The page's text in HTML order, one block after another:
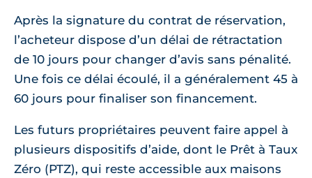
Après la signature du contrat de réservation,
l’acheteur dispose d’un délai de rétractation
de 10 jours pour changer d’avis sans pénalité.
Une fois ce délai écoulé, il a généralement 45 à
60 jours pour finaliser son financement.
Les futurs propriétaires peuvent faire appel à
plusieurs dispositifs d’aide, dont le Prêt à Taux
Zéro (PTZ), qui reste accessible aux maisons